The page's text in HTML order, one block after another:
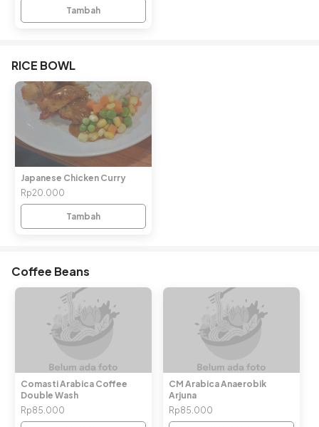
Tambah
RICE BOWL
Japanese Chicken Curry
Rp20.000
Tambah
Coffee Beans
Comasti Arabica Coffee
Double Wash
Rp85.000
CM Arabica Anaerobik
Arjuna
Rp85.000